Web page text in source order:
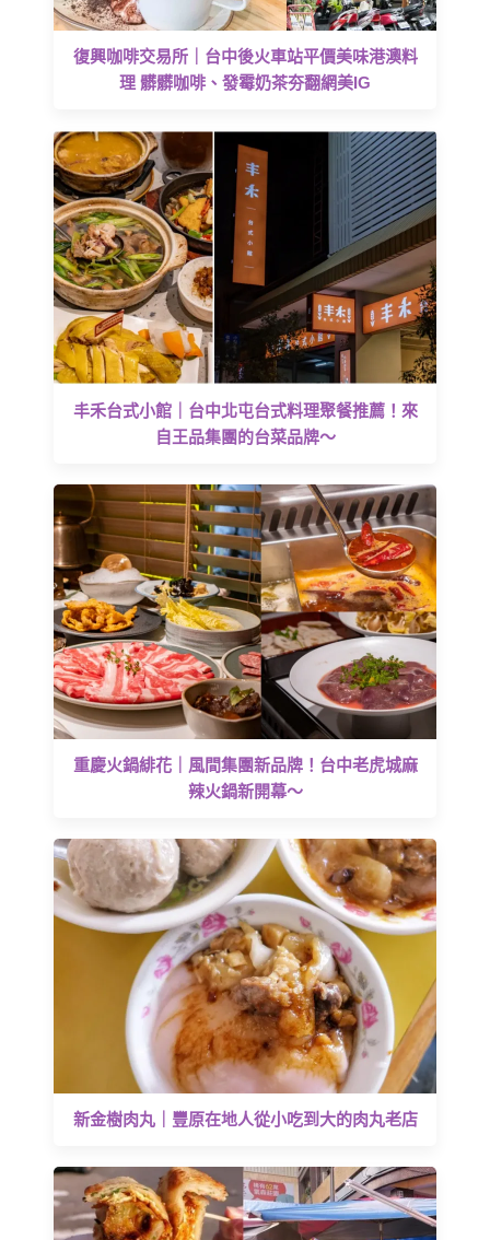
復興咖啡交易所｜台中後火車站平價美味港澳料
理 髒髒咖啡、發霉奶茶夯翻網美IG
丰禾台式小館｜台中北屯台式料理聚餐推薦！來
自王品集團的台菜品牌～
重慶火鍋緋花｜風間集團新品牌！台中老虎城麻
辣火鍋新開幕～
新金樹肉丸｜豐原在地人從小吃到大的肉丸老店